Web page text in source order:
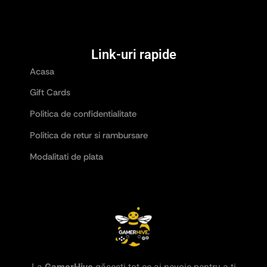
Link-uri rapide
Acasa
Gift Cards
Politica de confidentialitate
Politica de retur si rambursare
Modalitati de plata